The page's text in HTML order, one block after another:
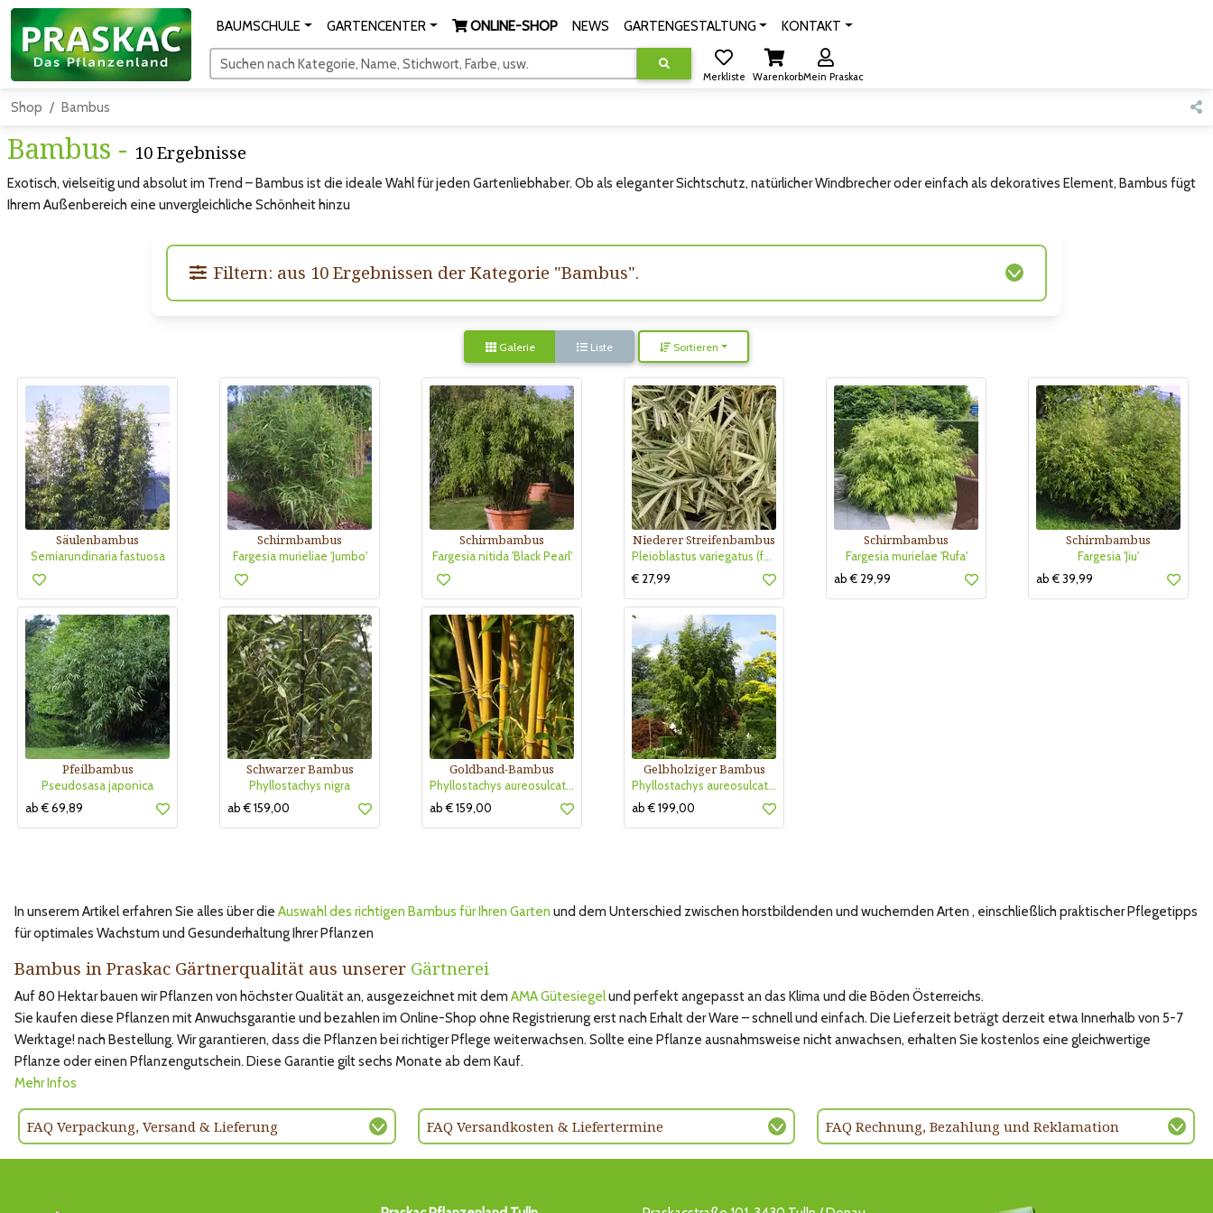
BAUMSCHULE GARTENCENTER ONLINE-SHOP NEWS GARTENGESTALTUNG KONTAKT
Suchen nach Kategorie, Name, Stichwort, Farbe, usw.
Merkliste WarenkorbMein Praskac
Shop Bambus
Bambus - 10 Ergebnisse
Exotisch, vielseitig und absolut im Trend – Bambus ist die ideale Wahl für jeden Gartenliebhaber. Ob als eleganter Sichtschutz, natürlicher Windbrecher oder einfach als dekoratives Element, Bambus fügt
Ihrem Außenbereich eine unvergleichliche Schönheit hinzu
Filtern: aus 10 Ergebnissen der Kategorie "Bambus".
Galerie Liste Sortieren
Säulenbambus
Semiarundinaria fastuosa
Schirmbambus
Fargesia murieliae 'Jumbo'
Schirmbambus
Fargesia nitida 'Black Pearl'
Niederer Streifenbambus
Pleioblastus variegatus (fortunei)
€ 27,99
Schirmbambus
Fargesia murielae 'Rufa'
ab € 29,99
Schirmbambus
Fargesia 'Jiu'
ab € 39,99
Pfeilbambus
Pseudosasa japonica
ab € 69,89
Schwarzer Bambus
Phyllostachys nigra
ab € 159,00
Goldband-Bambus
Phyllostachys aureosulcata 'Aureocaulis'
ab € 159,00
Gelbholziger Bambus
Phyllostachys aureosulcata 'Spectabilis'
ab € 199,00
In unserem Artikel erfahren Sie alles über die Auswahl des richtigen Bambus für Ihren Garten und dem Unterschied zwischen horstbildenden und wuchernden Arten , einschließlich praktischer Pflegetipps
für optimales Wachstum und Gesunderhaltung Ihrer Pflanzen
Bambus in Praskac Gärtnerqualität aus unserer Gärtnerei
Auf 80 Hektar bauen wir Pflanzen von höchster Qualität an, ausgezeichnet mit dem AMA Gütesiegelund perfekt angepasst an das Klima und die Böden Österreichs.
Sie kaufen diese Pflanzen mit Anwuchsgarantie und bezahlen im Online-Shop ohne Registrierung erst nach Erhalt der Ware – schnell und einfach. Die Lieferzeit beträgt derzeit etwa Innerhalb von 5-7
Werktage! nach Bestellung. Wir garantieren, dass die Pflanzen bei richtiger Pflege weiterwachsen. Sollte eine Pflanze ausnahmsweise nicht anwachsen, erhalten Sie kostenlos eine gleichwertige
Pflanze oder einen Pflanzengutschein. Diese Garantie gilt sechs Monate ab dem Kauf.
Mehr Infos
FAQ Verpackung, Versand & Lieferung FAQ Versandkosten & Liefertermine FAQ Rechnung, Bezahlung und Reklamation